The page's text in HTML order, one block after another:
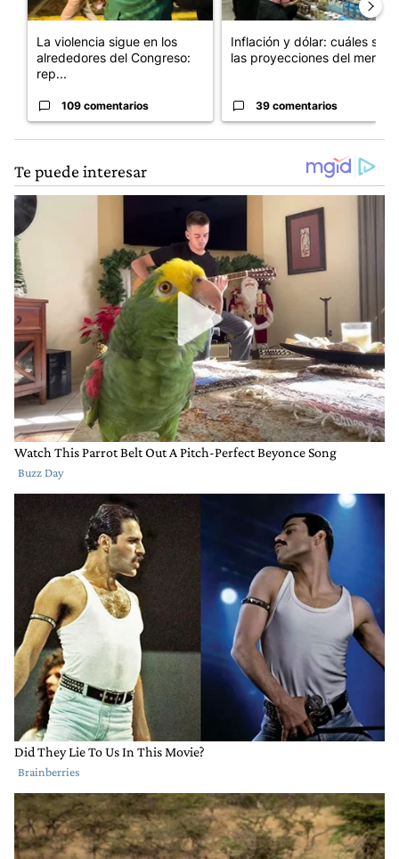
La violencia sigue en los
alrededores del Congreso:
rep...
109 comentarios
Inflación y dólar: cuáles son
las proyecciones del merc...
39 comentarios